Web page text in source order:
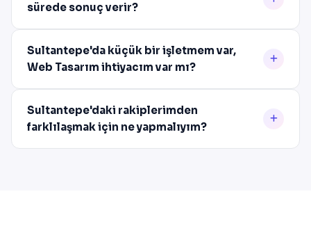
sürede sonuç verir?
Sultantepe'da küçük bir işletmem var,
Web Tasarım ihtiyacım var mı?
Sultantepe'daki rakiplerimden
farklılaşmak için ne yapmalıyım?